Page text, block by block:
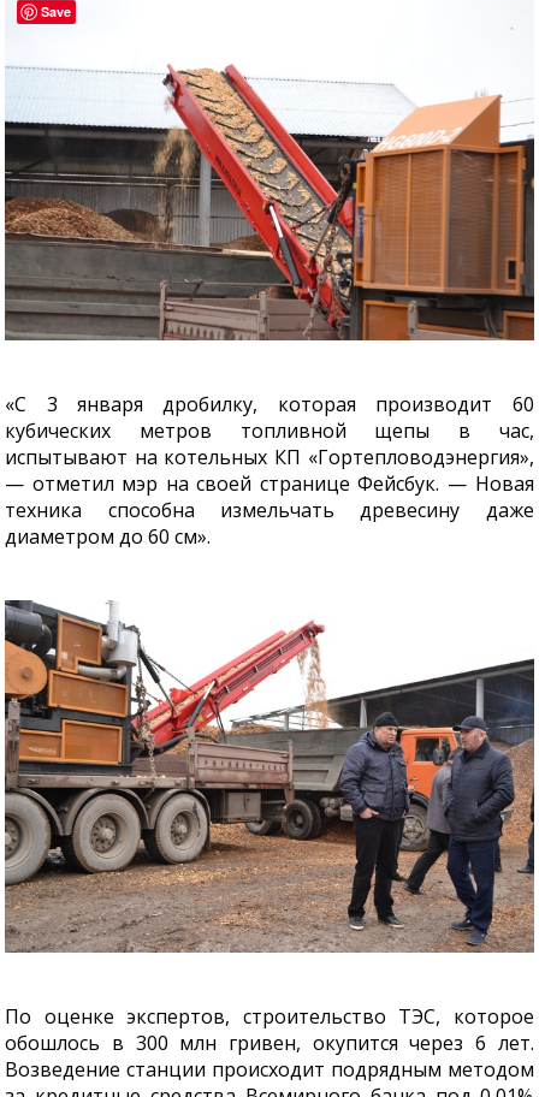
«С 3 января дробилку, которая производит 60
кубических метров топливной щепы в час,
испытывают на котельных КП «Гортепловодэнергия»,
— отметил мэр на своей странице Фейсбук. — Новая
техника способна измельчать древесину даже
диаметром до 60 см».
По оценке экспертов, строительство ТЭС, которое
обошлось в 300 млн гривен, окупится через 6 лет.
Возведение станции происходит подрядным методом
Save